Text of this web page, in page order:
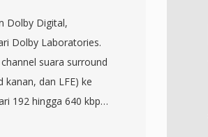
CPU untuk
di seluruh
hingga awal 2000-an.
melalui
khusus yang
keunggulan praktis
Dolby Digital,
Dolby Laboratories.
suara surround
kanan, dan LFE) ke
192 hingga 640 kbps.
cosine transform